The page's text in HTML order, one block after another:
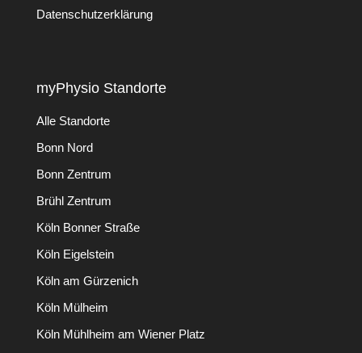
Datenschutzerklärung
myPhysio Standorte
Alle Standorte
Bonn Nord
Bonn Zentrum
Brühl Zentrum
Köln Bonner Straße
Köln Eigelstein
Köln am Gürzenich
Köln Mülheim
Köln Mühlheim am Wiener Platz